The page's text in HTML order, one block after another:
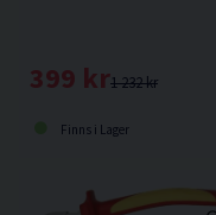
1 232 kr
399 kr
Finns i Lager